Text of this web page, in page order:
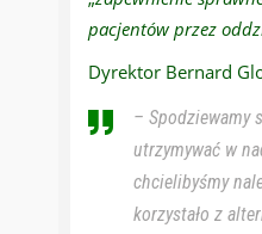
pacjentów przez
Dyrektor Bernard
– Spodziewamy
utrzymywać w
chcielibyśmy
korzystało z